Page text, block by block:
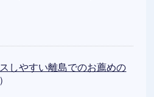
しやすい離島でのお薦めの